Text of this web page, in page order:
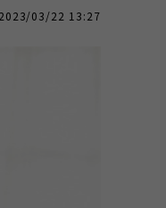
2023/03/22 13:27